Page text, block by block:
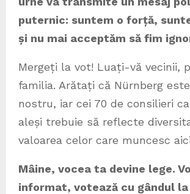
puternic: suntem o forță,
și nu mai acceptăm să fim
Mergeți la vot! Luați-vă vecinii,
familia. Arătați că Nürnberg
nostru, iar cei 70 de consilieri
aleși trebuie să reflecte
valoarea celor care muncesc
Mâine, vocea ta devine lege.
informat, votează cu gândul la